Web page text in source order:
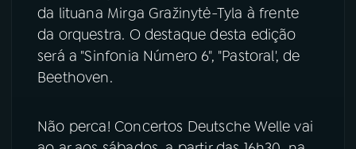
PRÊMIO RÁDIO MEC
ACOMPANHE A RÁDIO MEC
da lituana Mirga Gražinytė-Tyla à frente
da orquestra. O destaque desta edição
será a "Sinfonia Número 6", "Pastoral', de
Beethoven.
Não perca! Concertos Deutsche Welle vai